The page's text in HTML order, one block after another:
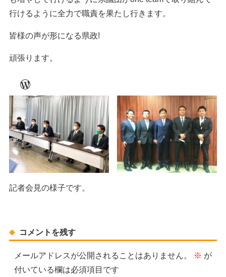
行けるように全力で職責を果たし行きます。
皆様の声が形になる県政!
頑張ります。
WordPress
記者会見の様子です。
コメントを残す
メールアドレスが公開されることはありません。 ※ が
付いている欄は必須項目です